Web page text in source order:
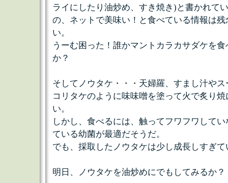
ライにしたり油炒め、すき焼き)と書かれて
の、ネットで美味い！と食べている情報は
い。
うーむ困った！誰かマントカラカサダケを
か？
そしてノウタケ・・・天婦羅、すまし汁や
コリタケのように味味噌を塗って火で炙り
い。
しかし、食べるには、触ってフワフワして
ている幼菌が最適だそうだ。
でも、採取したノウタケは少し成長しすぎ
明日、ノウタケを油炒めにでもしてみるか？